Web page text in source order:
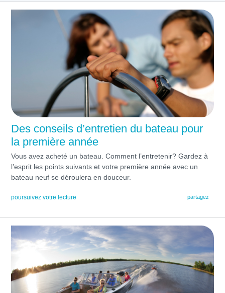
Des conseils d’entretien du bateau pour
la première année
Vous avez acheté un bateau. Comment l’entretenir? Gardez à
l’esprit les points suivants et votre première année avec un
bateau neuf se déroulera en douceur.
poursuivez votre lecture partagez